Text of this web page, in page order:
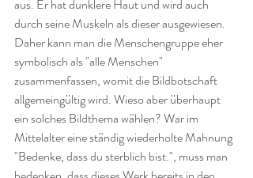
aus. Er hat dunklere Haut und wird auch
durch seine Muskeln als dieser ausgewiesen.
Daher kann man die Menschengruppe eher
symbolisch als "alle Menschen"
zusammenfassen, womit die Bildbotschaft
allgemeingültig wird. Wieso aber überhaupt
ein solches Bildthema wählen? War im
Mittelalter eine ständig wiederholte Mahnung
"Bedenke, dass du sterblich bist.", muss man